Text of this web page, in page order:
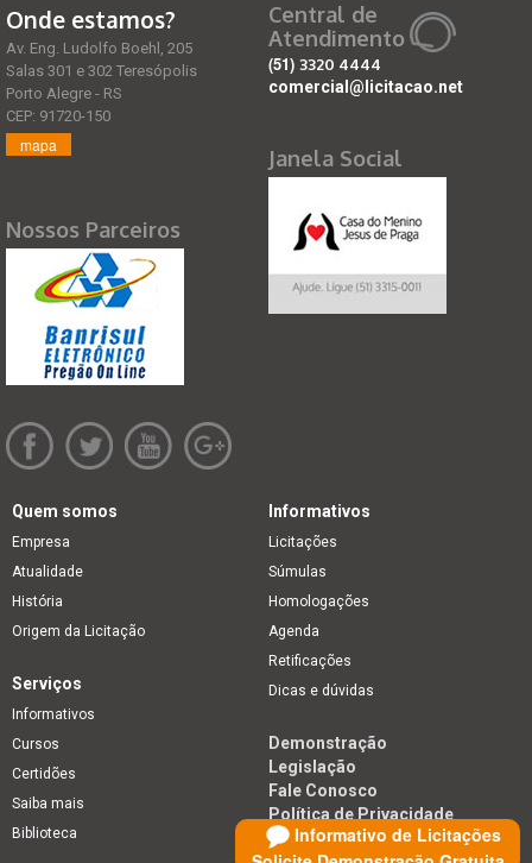
Informativo de Licitações
Onde estamos?
Av. Eng. Ludolfo Boehl, 205
Salas 301 e 302 Teresópolis
Porto Alegre - RS
CEP: 91720-150
mapa
Nossos Parceiros
Central de
Atendimento
(51) 3320 4444
comercial@licitacao.net
Janela Social
Quem somos
Empresa
Atualidade
História
Origem da Licitação
Informativos
Licitações
Súmulas
Homologações
Agenda
Retificações
Dicas e dúvidas
Serviços
Informativos
Cursos
Certidões
Saiba mais
Biblioteca
Demonstração
Legislação
Fale Conosco
Política de Privacidade